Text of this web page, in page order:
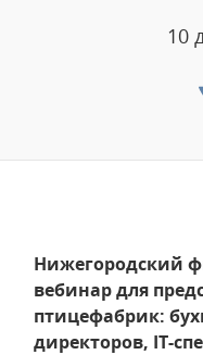
10
Нижегородский
вебинар для
птицефабрик:
директоров, IT-